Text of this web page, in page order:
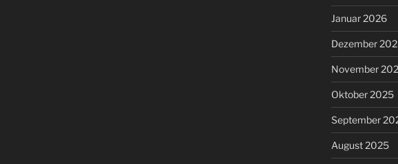
Januar 2026
Dezember
November
Oktober 2025
September
August 2025